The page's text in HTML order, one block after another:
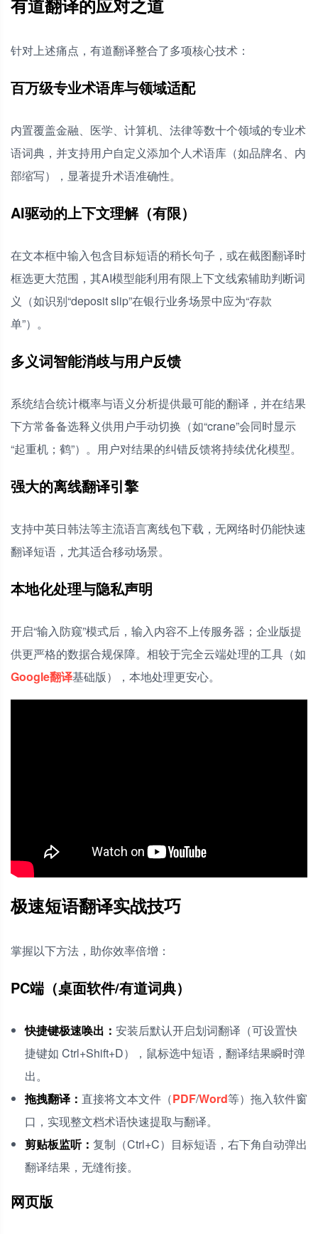
针对上述痛点，有道翻译整合了多项核心技术：
百万级专业术语库与领域适配
内置覆盖金融、医学、计算机、法律等数十个领域的专业术
语词典，并支持用户自定义添加个人术语库（如品牌名、内
部缩写），显著提升术语准确性。
AI驱动的上下文理解（有限）
在文本框中输入包含目标短语的稍长句子，或在截图翻译时
框选更大范围，其AI模型能利用有限上下文线索辅助判断词
义（如识别“deposit slip”在银行业务场景中应为“存款
单”）。
多义词智能消歧与用户反馈
系统结合统计概率与语义分析提供最可能的翻译，并在结果
下方常备备选释义供用户手动切换（如“crane”会同时显示
“起重机；鹤”）。用户对结果的纠错反馈将持续优化模型。
强大的离线翻译引擎
支持中英日韩法等主流语言离线包下载，无网络时仍能快速
翻译短语，尤其适合移动场景。
本地化处理与隐私声明
开启“输入防窥”模式后，输入内容不上传服务器；企业版提
供更严格的数据合规保障。相较于完全云端处理的工具（如
Google翻译基础版），本地处理更安心。
极速短语翻译实战技巧
掌握以下方法，助你效率倍增：
PC端（桌面软件/有道词典）
快捷键极速唤出： 安装后默认开启划词翻译（可设置快
捷键如 Ctrl+Shift+D），鼠标选中短语，翻译结果瞬时弹
出。
拖拽翻译： 直接将文本文件（PDF/Word等）拖入软件窗
口，实现整文档术语快速提取与翻译。
剪贴板监听： 复制（Ctrl+C）目标短语，右下角自动弹出
翻译结果，无缝衔接。
网页版